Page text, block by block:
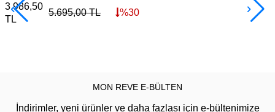
3.986,50
TL
5.695,00TL %30
MON REVE E-BÜLTEN
İndirimler, yeni ürünler ve daha fazlası için e-bültenimize